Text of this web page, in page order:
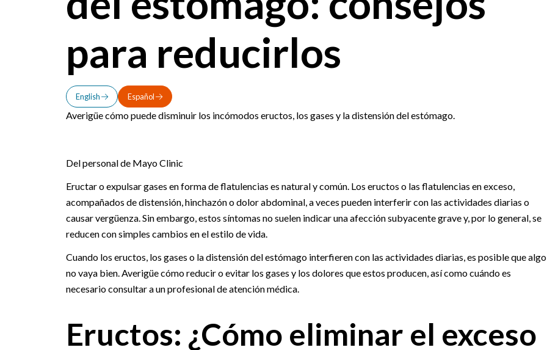
para reducirlos
English Español
Averigüe cómo puede disminuir los incómodos eructos, los gases y la distensión del estómago.
Del personal de Mayo Clinic
Eructar o expulsar gases en forma de flatulencias es natural y común. Los eructos o las flatulencias en exceso,
acompañados de distensión, hinchazón o dolor abdominal, a veces pueden interferir con las actividades diarias o
causar vergüenza. Sin embargo, estos síntomas no suelen indicar una afección subyacente grave y, por lo general, se
reducen con simples cambios en el estilo de vida.
Cuando los eructos, los gases o la distensión del estómago interfieren con las actividades diarias, es posible que algo
no vaya bien. Averigüe cómo reducir o evitar los gases y los dolores que estos producen, así como cuándo es
necesario consultar a un profesional de atención médica.
Eructos: ¿Cómo eliminar el exceso